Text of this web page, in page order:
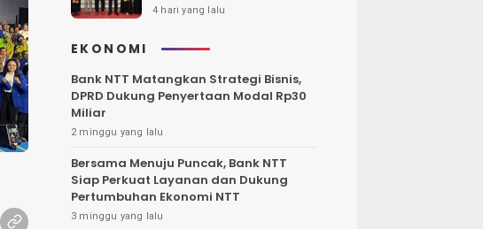
4 hari yang lalu
EKONOMI
Bank NTT Matangkan Strategi Bisnis,
DPRD Dukung Penyertaan Modal Rp30
Miliar
2 minggu yang lalu
Bersama Menuju Puncak, Bank NTT
Siap Perkuat Layanan dan Dukung
Pertumbuhan Ekonomi NTT
3 minggu yang lalu